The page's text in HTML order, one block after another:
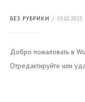
БЕЗ РУБРИКИ 19.10.2023
Добро пожаловать в
Отредактируйте или